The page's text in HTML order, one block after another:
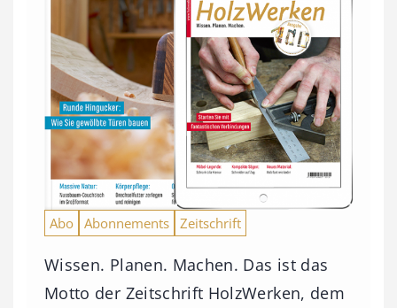
Abo Abonnements Zeitschrift
Wissen. Planen. Machen. Das ist das
Motto der Zeitschrift HolzWerken, dem